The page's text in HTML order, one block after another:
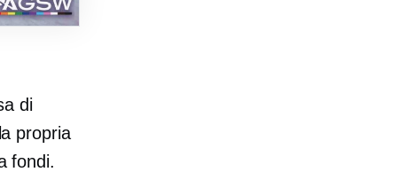
di
propria
fondi.